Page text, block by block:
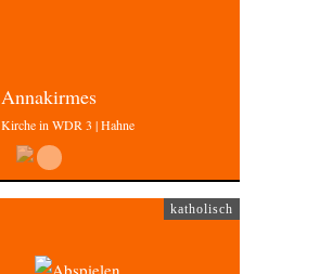
Annakirmes
Kirche in WDR 3 | Hahne
katholisch